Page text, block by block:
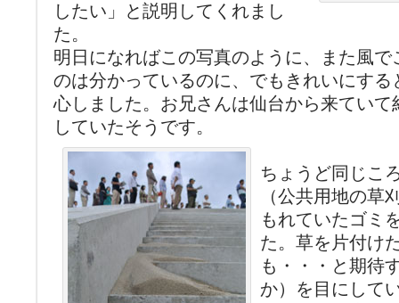
したい」と説明してくれまし
た。
明日になればこの写真のように、また風
のは分かっているのに、でもきれいにす
心しました。お兄さんは仙台から来てい
していたそうです。
ちょうど同じこ
（公共用地の草
もれていたゴミ
た。草を片付け
も・・・と期待
か）を目にして